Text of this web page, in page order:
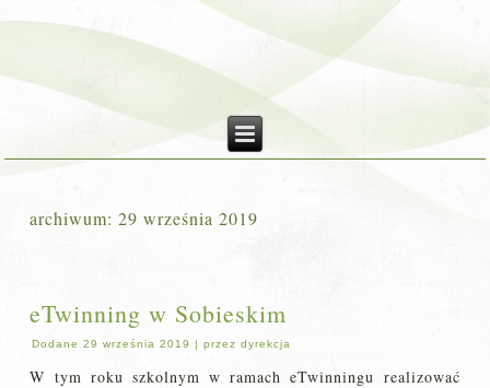
archiwum:29 września 2019
eTwinning w Sobieskim
Dodane 29 września 2019 |przez dyrekcja
W tym roku szkolnym w ramach eTwinningu realizować